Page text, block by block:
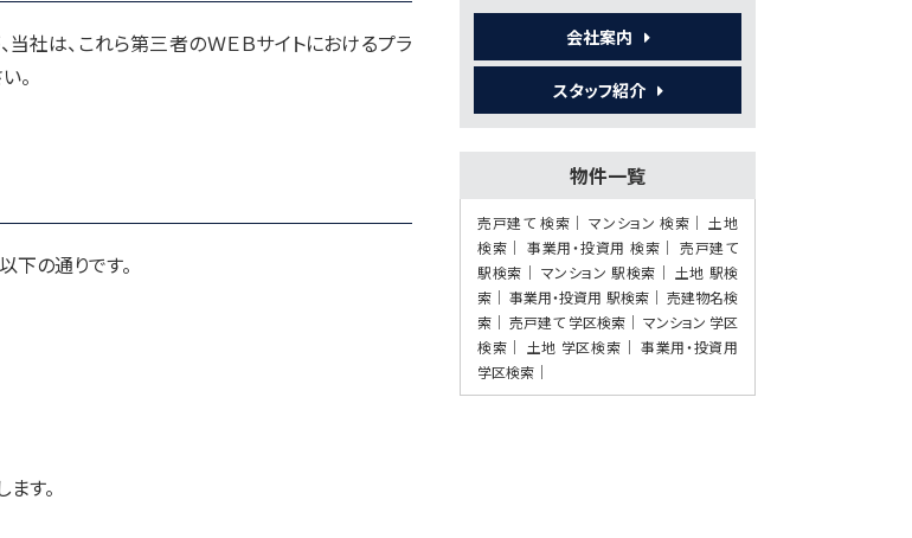
社は、これら第三者のＷＥＢサイトにおけるプラ
。
の通りです。
す。
12,000万円
利回17.71%
北四番丁駅
歩13分
第8位
20,300万円
利回5.5%
東照宮駅
歩8分
第9位
会社案内
スタッフ紹介
物件一覧
売戸建て 検索 マンション 検索
土地
検索
事業用・投資用 検索
売戸建て
駅検索
マンション 駅検索
土地 駅検
索
事業用・投資用 駅検索
売建物名検
索
売戸建て 学区検索
マンション 学区
検索
土地 学区検索
事業用・投資用
学区検索